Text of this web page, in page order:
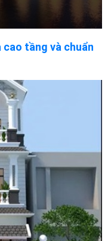
cao tầng và chuẩn